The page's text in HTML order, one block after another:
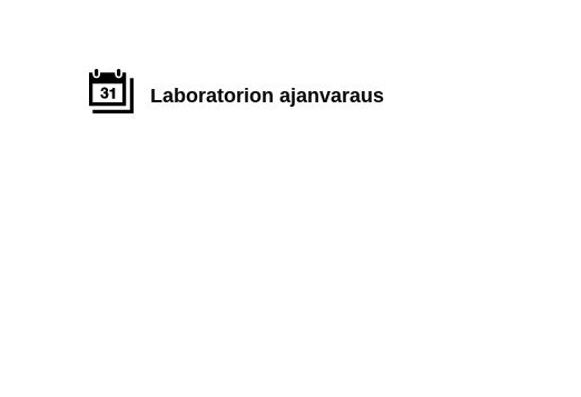
Laboratorion ajanvaraus